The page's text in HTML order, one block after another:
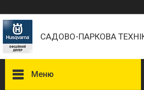
САДОВО-ПАРКОВА
Меню